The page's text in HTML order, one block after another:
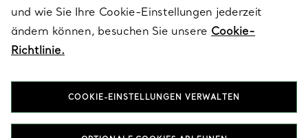
FOLGEN SIE UNS
und wie Sie Ihre Cookie-Einstellungen jederzeit
ändern können, besuchen Sie unsere Cookie-
Richtlinie.
COOKIE-EINSTELLUNGEN VERWALTEN